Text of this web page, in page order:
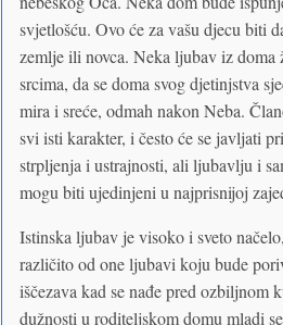
svjetlošću. Ovo će za vašu djecu biti
zemlje ili novca. Neka ljubav iz
srcima, da se doma svog djetinjstva
mira i sreće, odmah nakon Neba.
svi isti karakter, i često će se javljati
strpljenja i ustrajnosti, ali ljubavlju i
mogu biti ujedinjeni u najprisnijoj
Istinska ljubav je visoko i sveto
različito od one ljubavi koju bude
iščezava kad se nađe pred ozbiljnom
dužnosti u roditeljskom domu mladi